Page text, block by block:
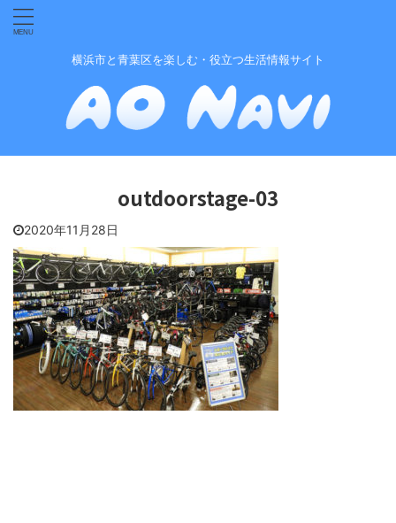
横浜市と青葉区を楽しむ・役立つ生活情報サイト
outdoorstage-03
2020年11月28日